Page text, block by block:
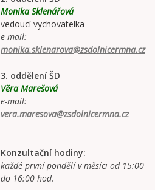
Monika Sklenářová
vedoucí vychovatelka
e-mail:
monika.sklenarova@zsdolnicermna.cz
3. oddělení ŠD
Věra Marešová
e-mail:
vera.maresova@zsdolnicermna.cz
Konzultační hodiny:
každé první pondělí v měsíci od 15:00
do 16:00 hod.